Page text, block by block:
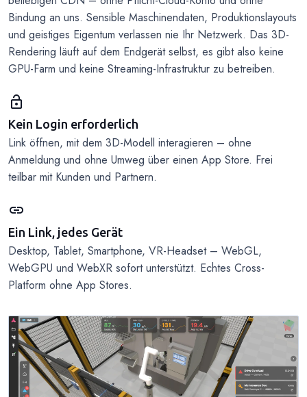
Bindung an uns. Sensible Maschinendaten, Produktionslayouts
und geistiges Eigentum verlassen nie Ihr Netzwerk. Das 3D-
Rendering läuft auf dem Endgerät selbst, es gibt also keine
GPU-Farm und keine Streaming-Infrastruktur zu betreiben.
lock_open
Kein Login erforderlich
Link öffnen, mit dem 3D-Modell interagieren – ohne
Anmeldung und ohne Umweg über einen App Store. Frei
teilbar mit Kunden und Partnern.
link
Ein Link, jedes Gerät
Desktop, Tablet, Smartphone, VR-Headset – WebGL,
WebGPU und WebXR sofort unterstützt. Echtes Cross-
Platform ohne App Stores.